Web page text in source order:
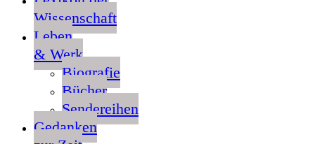
Wissenschaft
Leben
& Werk
Biografie
Bücher
Sendereihen
Gedanken